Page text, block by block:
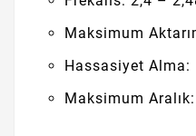
Maksimum
Hassasiyet Alma:
Maksimum